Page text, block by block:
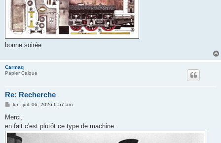
bonne soirée
Carmaq
Papier Calque
Re: Recherche
M
s
a
g
e
lun. juil. 06, 2026 6:57 am
Merci,
en fait c'est plutôt ce type de machine :